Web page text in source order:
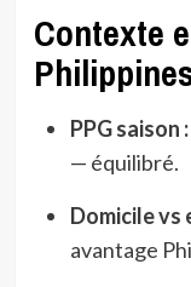
Contexte
PPG saison :
— équilibré.
Domicile vs
avantage